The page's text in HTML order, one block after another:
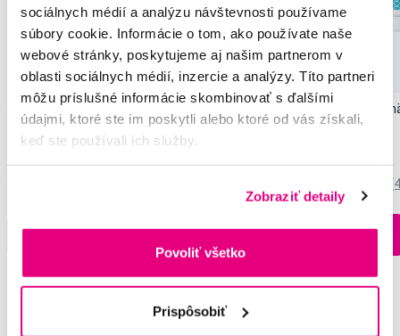
sociálnych médií a analýzu návštevnosti používame
súbory cookie. Informácie o tom, ako používate naše
webové stránky, poskytujeme aj našim partnerom v
oblasti sociálnych médií, inzercie a analýzy. Títo partneri
môžu príslušné informácie skombinovať s ďalšími
údajmi, ktoré ste im poskytli alebo ktoré od vás získali,
keď ste používali ich služby.
Zobraziť detaily
Povoliť všetko
Prispôsobiť
GC Tooth Mousse, melón, 40 g
21,90 €
GC Tooth Mousse,